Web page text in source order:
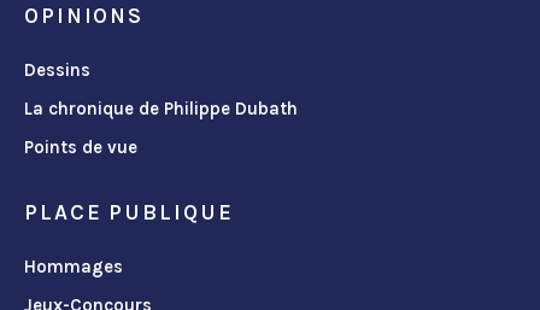
OPINIONS
Dessins
La chronique de Philippe Dubath
Points de vue
PLACE PUBLIQUE
Hommages
Jeux-Concours